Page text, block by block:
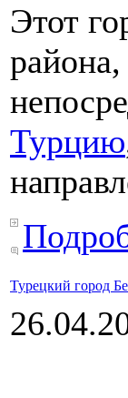
Этот
Турцию
Турецкий город